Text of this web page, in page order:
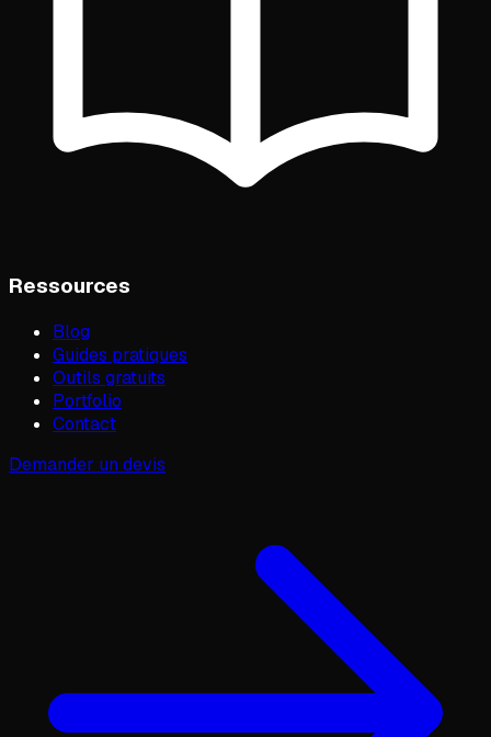
Ressources
Blog
Guides pratiques
Outils gratuits
Portfolio
Contact
Demander un devis